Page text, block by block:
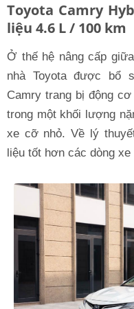
Toyota Camry
liệu 4.6 L / 100 km
Ở thế hệ nâng cấp
nhà Toyota được bổ
Camry trang bị động
trong một khối lượng
xe cỡ nhỏ. Về lý
liệu tốt hơn các dòng xe